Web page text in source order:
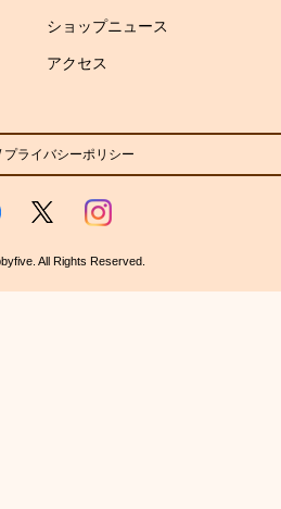
ショップニュース
アクセス
プライバシーポリシー
All Rights Reserved.